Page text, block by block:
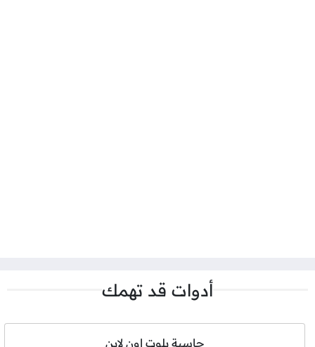
أدوات قد تهمك
حاسبة بلوت اون لاين